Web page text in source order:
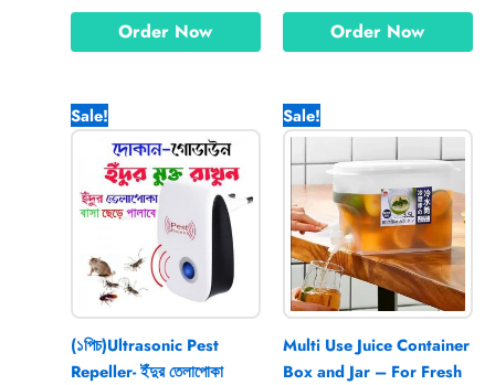
Order Now Order Now
Sale!
(১পিচ)Ultrasonic Pest
Repeller- ইঁদুর তেলাপোকা
price
was:
1,250.00৳ .
price
is:
470.00৳ .
Sale!
Multi Use Juice Container
Box and Jar – For Fresh
price
was:
990.00৳ .
price
599.00৳ .